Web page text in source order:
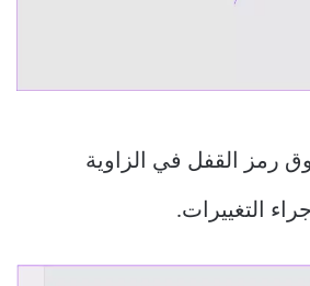
رمز القفل في الزاوية
التغييرات.